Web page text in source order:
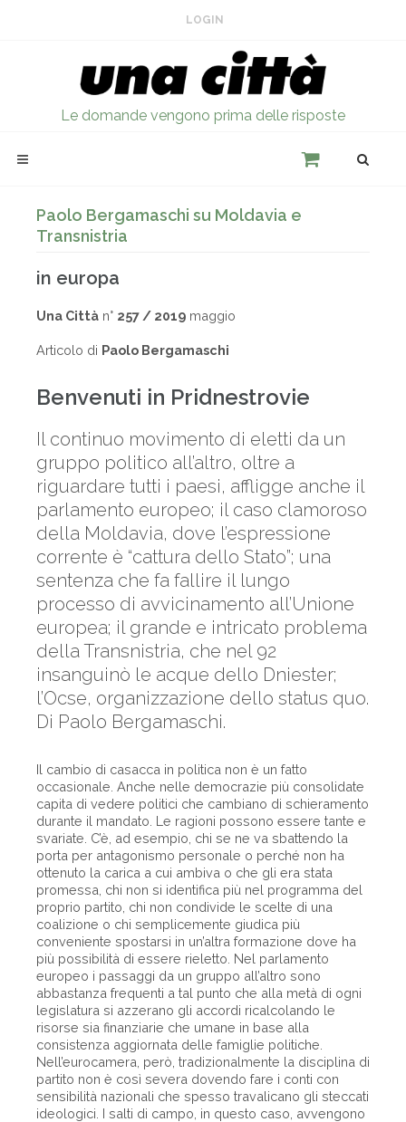
LOGIN
Le domande vengono prima delle risposte
Paolo Bergamaschi su Moldavia e
Transnistria
in europa
Una Città n° 257 / 2019 maggio
Articolo di Paolo Bergamaschi
Benvenuti in Pridnestrovie
Il continuo movimento di eletti da un
gruppo politico all’altro, oltre a
riguardare tutti i paesi, affligge anche il
parlamento europeo; il caso clamoroso
della Moldavia, dove l’espressione
corrente è “cattura dello Stato”; una
sentenza che fa fallire il lungo
processo di avvicinamento all’Unione
europea; il grande e intricato problema
della Transnistria, che nel 92
insanguinò le acque dello Dniester;
l’Ocse, organizzazione dello status quo.
Di Paolo Bergamaschi.
Il cambio di casacca in politica non è un fatto
occasionale. Anche nelle democrazie più consolidate
capita di vedere politici che cambiano di schieramento
durante il mandato. Le ragioni possono essere tante e
svariate. C’è, ad esempio, chi se ne va sbattendo la
porta per antagonismo personale o perché non ha
ottenuto la carica a cui ambiva o che gli era stata
promessa, chi non si identifica più nel programma del
proprio partito, chi non condivide le scelte di una
coalizione o chi semplicemente giudica più
conveniente spostarsi in un’altra formazione dove ha
più possibilità di essere rieletto. Nel parlamento
europeo i passaggi da un gruppo all’altro sono
abbastanza frequenti a tal punto che alla metà di ogni
legislatura si azzerano gli accordi ricalcolando le
risorse sia finanziarie che umane in base alla
consistenza aggiornata delle famiglie politiche.
Nell’eurocamera, però, tradizionalmente la disciplina di
partito non è così severa dovendo fare i conti con
sensibilità nazionali che spesso travalicano gli steccati
ideologici. I salti di campo, in questo caso, avvengono